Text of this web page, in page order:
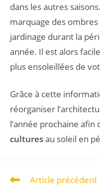
dans les autres
marquage des
jardinage durant la
année. Il est alors
plus ensoleillées de
Grâce à cette
réorganiser
l’année prochaine afin
culturesau soleil en
Article précédent